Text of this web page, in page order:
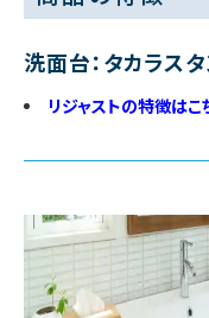
洗面台：タカラス
リジャストの特徴はこ